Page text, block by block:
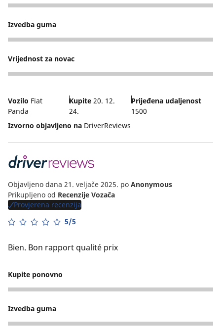
5
Izvedba guma
5
Vrijednost za novac
4
Vozilo Fiat
Panda
Kupite 20. 12.
24.
Prijeđena udaljenost
1500
Izvorno objavljeno na DriverReviews
Objavljeno dana 21. veljače 2025. po Anonymous
Prikupljeno od Recenzije Vozača
Provjerena recenzija
5/5
Bien. Bon rapport qualité prix
Kupite ponovno
5
Izvedba guma
5